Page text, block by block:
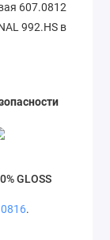
607.0812
992.HS в
GLOSS
.